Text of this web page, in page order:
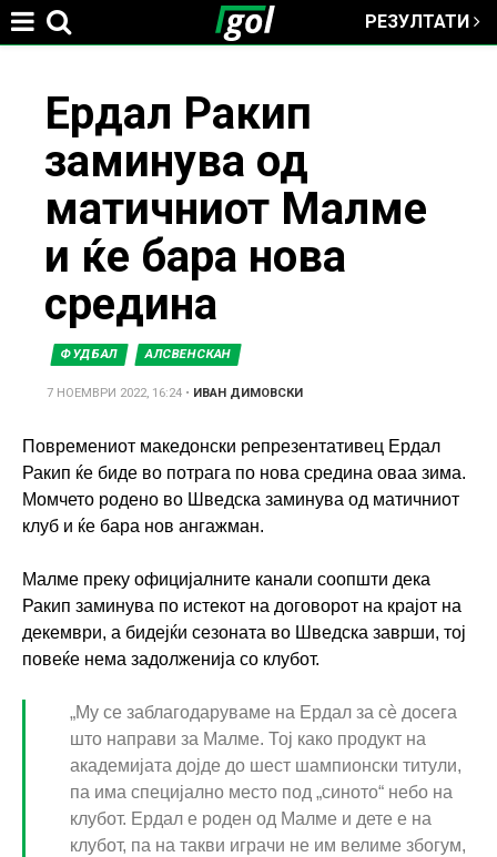
РЕЗУЛТАТИ
here
Ердал Ракип
заминува од
матичниот Малме
и ќе бара нова
средина
ФУДБАЛ АЛСВЕНСКАН
7 НОЕМВРИ 2022, 16:24 • ИВАН ДИМОВСКИ
Повремениот македонски репрезентативец Ердал
Ракип ќе биде во потрага по нова средина оваа зима.
Момчето родено во Шведска заминува од матичниот
клуб и ќе бара нов ангажман.
Малме преку официјалните канали соопшти дека
Ракип заминува по истекот на договорот на крајот на
декември, a бидејќи сезоната во Шведска заврши, тој
повеќе нема задолженија со клубот.
„Му се заблагодаруваме на Ердал за сè досега
што направи за Малме. Тој како продукт на
академијата дојде до шест шампионски титули,
па има специјално место под „синото“ небо на
клубот. Ердал е роден од Малме и дете е на
клубот, па на такви играчи не им велиме збогум,